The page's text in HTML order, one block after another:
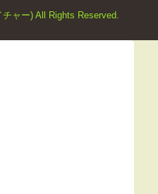
ャー) All Rights Reserved.